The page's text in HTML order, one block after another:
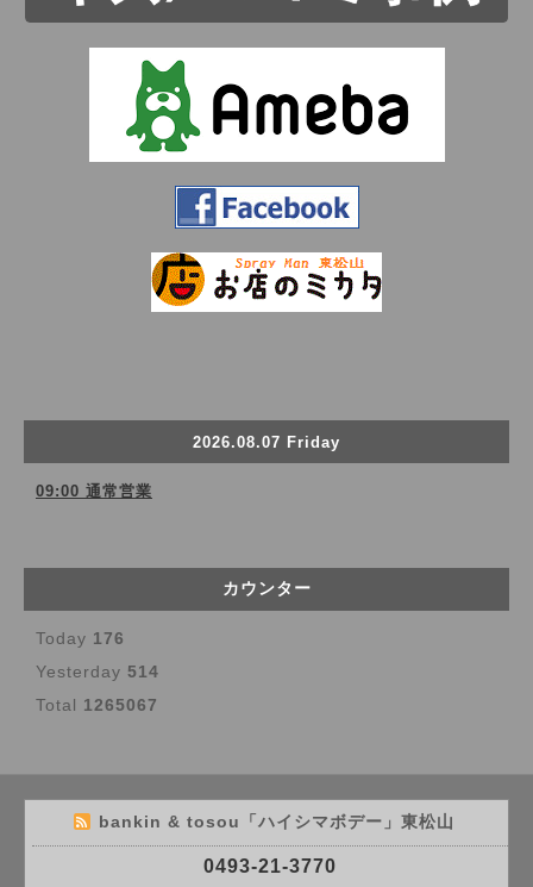
2026.08.07 Friday
09:00 通常営業
カウンター
Today 176
Yesterday 514
Total 1265067
bankin & tosou「ハイシマボデー」東松山
0493-21-3770